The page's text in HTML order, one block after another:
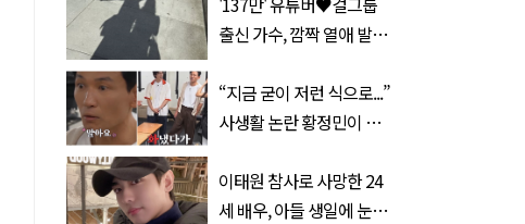
출신 가수, 깜짝 열애 발
(+사진)
“지금 굳이 저런 식으로...”
사생활 논란 황정민이 곧
이태원 참사로 사망한 24
세 배우, 아들 생일에 눈물